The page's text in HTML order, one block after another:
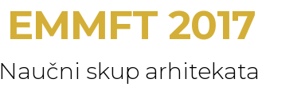
EMMFT 2017
Naučni skup arhitekata